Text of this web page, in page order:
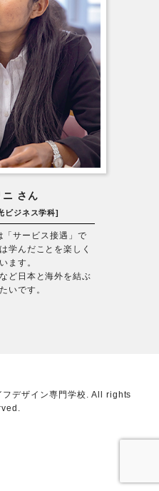
ニ さん
ビジネス学科]
「サービス接遇」で
学んだことを楽しく
ます。
ど日本と海外を結ぶ
いです。
デザイン専門学校. All rights